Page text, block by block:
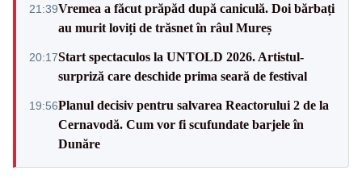
21:39Vremea a făcut prăpăd după caniculă. Doi bărbați
au murit loviți de trăsnet în râul Mureș
20:17Start spectaculos la UNTOLD 2026. Artistul-
surpriză care deschide prima seară de festival
19:56Planul decisiv pentru salvarea Reactorului 2 de la
Cernavodă. Cum vor fi scufundate barjele în
Dunăre